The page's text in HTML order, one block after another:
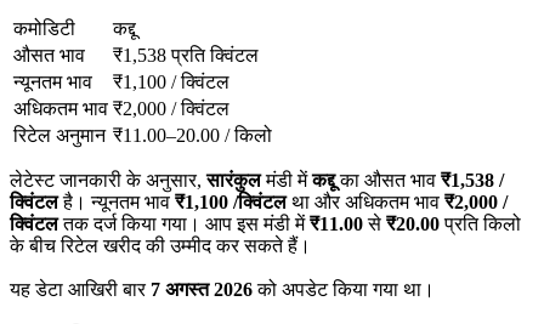
कमोडिटी
कद्दू
औसत भाव
₹1,538 प्रति क्विंटल
न्यूनतम भाव
₹1,100 /क्विंटल
अधिकतम भाव ₹2,000 /क्विंटल
रिटेल अनुमान ₹11.00–20.00 /किलो
लेटेस्ट जानकारी के अनुसार,सारंकुलमंडी मेंकद्दूका औसत भाव ₹1,538 /
क्विंटलहै। न्यूनतम भाव ₹1,100 /क्विंटलथा और अधिकतम भाव ₹2,000 /
क्विंटलतक दर्ज किया गया। आप इस मंडी में₹11.00से ₹20.00प्रति किलो
के बीच रिटेल खरीद की उम्मीद कर सकते हैं।
यह डेटा आखिरी बार 7 अगस्त 2026को अपडेट किया गया था।